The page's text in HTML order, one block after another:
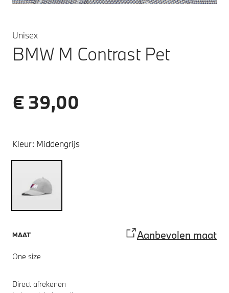
Unisex
BMW M Contrast Pet
€ 39,00
Kleur: Middengrijs
MAAT Aanbevolen maat
One size
Direct afrekenen